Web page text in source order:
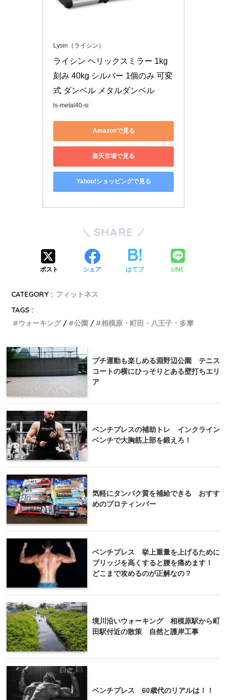
Lysin（ライシン）
ライシン ヘリックスミラー 1kg
刻み 40kg シルバー 1個のみ 可変
式 ダンベル メタルダンベル
ls-metal40-si
Amazonで見る
楽天市場で見る
Yahoo!ショッピングで見る
SHARE
ポスト シェア はてブ LINE
CATEGORY : フィットネス
TAGS :
ウォーキング
公園 相模原・町田・八王子・多摩
プチ運動も楽しめる淵野辺公園 テニス
コートの横にひっそりとある壁打ちエリ
ア
ベンチプレスの補助トレ インクライン
ベンチで大胸筋上部を鍛えろ！
気軽にタンパク質を補給できる おすす
めのプロティンバー
ベンチプレス 挙上重量を上げるために
ブリッジを高くすると腰を痛めます！
どこまで攻めるのが正解なの？
境川沿いウォーキング 相模原駅から町
田駅付近の散策 自然と護岸工事
ベンチプレス 60歳代のリアルは！！